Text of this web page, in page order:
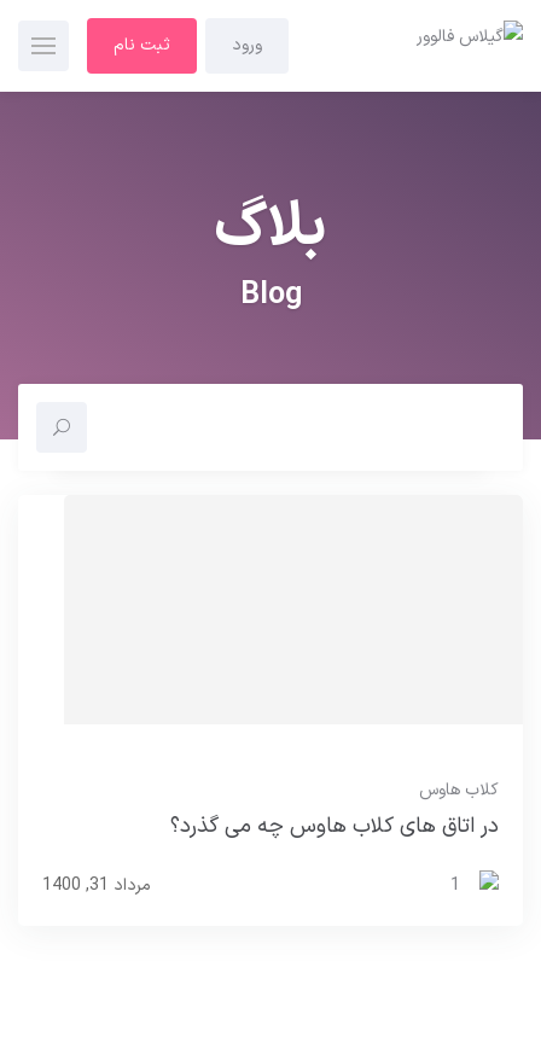
ورود ثبت نام
بلاگ
Blog
کلاب هاوس
در اتاق های کلاب هاوس چه می گذرد؟
مرداد 31, 1400 1